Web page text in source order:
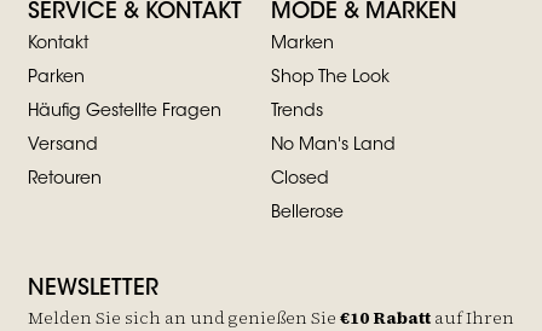
SERVICE & KONTAKT
Kontakt
Parken
Häufig Gestellte Fragen
Versand
Retouren
MODE & MARKEN
Marken
Shop The Look
Trends
No Man's Land
Closed
Bellerose
NEWSLETTER
Melden Sie sich an und genießen Sie €10 Rabatt aufIhren